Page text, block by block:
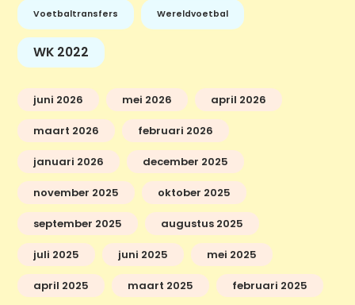
Voetbaltransfers Wereldvoetbal
WK 2022
juni 2026 mei 2026 april 2026
maart 2026 februari 2026
januari 2026 december 2025
november 2025 oktober 2025
september 2025 augustus 2025
juli 2025 juni 2025 mei 2025
april 2025 maart 2025 februari 2025